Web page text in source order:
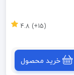
(15+) 4.8
خرید محصول